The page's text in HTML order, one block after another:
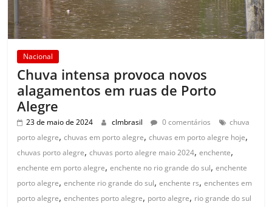
Nacional
Chuva intensa provoca novos
alagamentos em ruas de Porto
Alegre
23 de maio de 2024 clmbrasil 0 comentários
chuva
porto alegre,chuvas em porto alegre,chuvas em porto alegre hoje,
chuvas porto alegre,chuvas porto alegre maio 2024,enchente,
enchente em porto alegre,enchente no rio grande do sul,enchente
porto alegre,enchente rio grande do sul,enchente rs,enchentes em
porto alegre,enchentes porto alegre, porto alegre, rio grande do sul